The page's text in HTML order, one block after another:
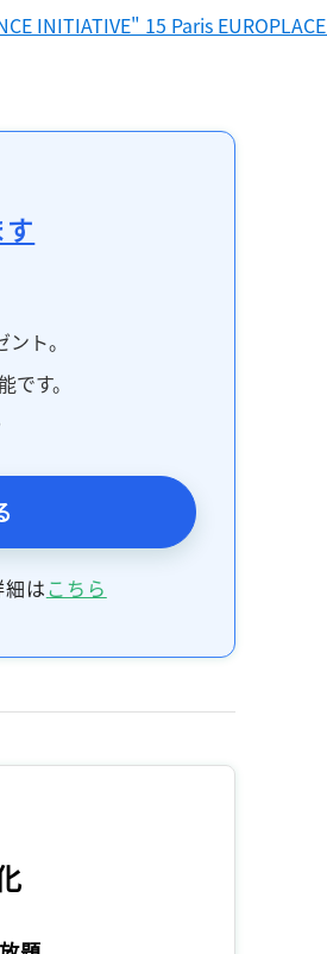
INITIATIVE" 15 Paris EUROPLACE
ト。
す。
はこちら